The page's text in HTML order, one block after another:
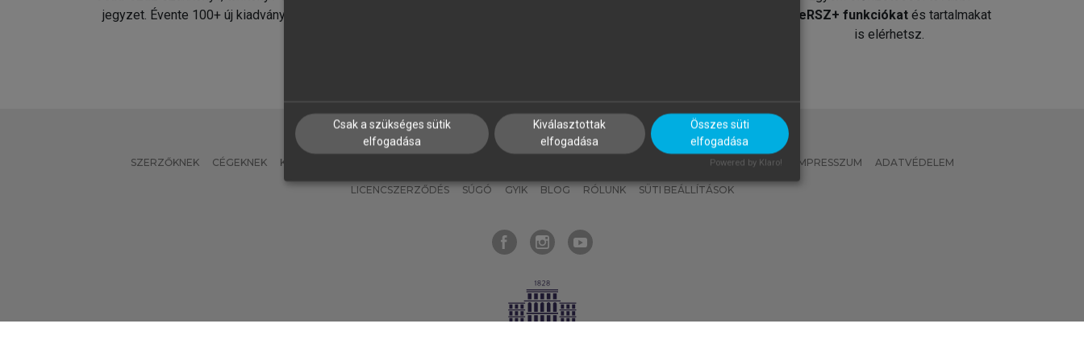
jegyzet. Évente 100+ új kiadvány.
MeRSZ+ funkciókat és tartalmakat
is elérhetsz.
SZERZŐKNEK CÉGEKNEK KÖNYVTÁROSOKNAK MI – ÁLTALÁNOS IRÁNYELVEK IMPRESSZUM ADATVÉDELEM
LICENCSZERZŐDÉS SÚGÓ GYIK BLOG RÓLUNK SÜTI BEÁLLÍTÁSOK
Csak a szükséges sütik
elfogadása
Kiválasztottak
elfogadása
Összes süti
elfogadása
Powered by Klaro!